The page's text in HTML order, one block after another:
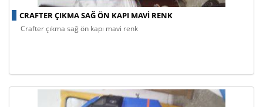
CRAFTER ÇIKMA SAĞ ÖN KAPI MAVI RENK
crafter çıkma sağ ön kapı mavi renk